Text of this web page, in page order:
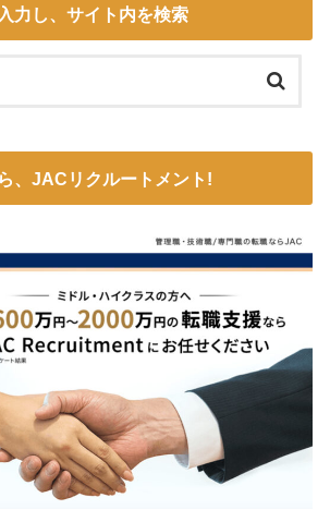
力し、サイト内を検索
、JACリクルートメント!